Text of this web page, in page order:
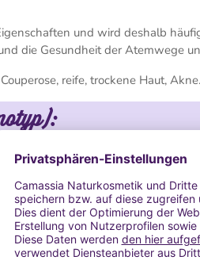
und wird deshalb
die Gesundheit der Atemwege
reife, trockene Haut,